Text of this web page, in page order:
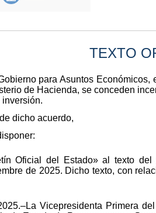
TEXTO
para Asuntos
de Hacienda, se conceden
dicho acuerdo,
Oficial del Estado» al texto
de 2025. Dicho texto, con
Vicepresidenta Primera